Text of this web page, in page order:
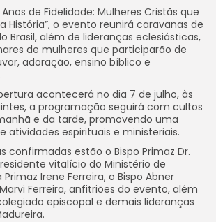
de Fidelidade: Mulheres Cristãs que
História”, o evento reunirá caravanas de
Brasil, além de lideranças eclesiásticas,
de mulheres que participarão de
adoração, ensino bíblico e
acontecerá no dia 7 de julho, às
a programação seguirá com cultos
e da tarde, promovendo uma
atividades espirituais e ministeriais.
confirmadas estão o Bispo Primaz Dr.
vitalício do Ministério de
Primaz Irene Ferreira, o Bispo Abner
Ferreira, anfitriões do evento, além
episcopal e demais lideranças